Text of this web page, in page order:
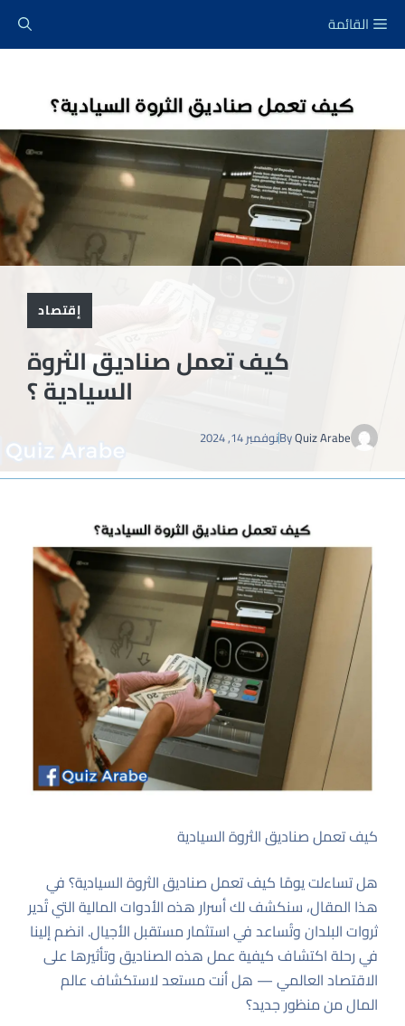
القائمة
إقتصاد
كيف تعمل صناديق الثروة
السيادية ؟
ByQuiz Arabe نوفمبر 14, 2024
كيف تعمل صناديق الثروة السيادية
هل تساءلت يومًا كيف تعمل صناديق الثروة السيادية؟ في
هذا المقال، سنكشف لك أسرار هذه الأدوات المالية التي تُدير
ثروات البلدان وتُساعد في استثمار مستقبل الأجيال. انضم إلينا
في رحلة اكتشاف كيفية عمل هذه الصناديق وتأثيرها على
الاقتصاد العالمي — هل أنت مستعد لاستكشاف عالم
المال من منظور جديد؟